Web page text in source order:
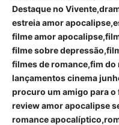
Destaque no Vivente
estreia amor apocalipse
filme amor apocalipse
filme sobre depressão
filmes de romance fim do
lançamentos cinema
procuro um amigo para o
review amor apocalipse
romance apocalíptico